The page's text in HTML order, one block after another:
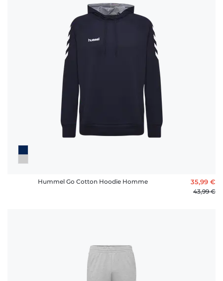
Hummel Go Cotton Hoodie Homme 35,99 €
43,99 €